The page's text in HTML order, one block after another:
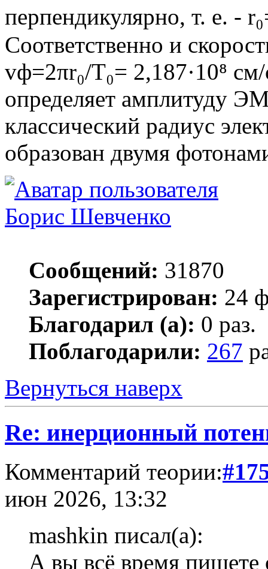
перпендикулярно, т. е. -
Соответственно и
vф=2πr₀/T₀= 2,187·10⁸ см/
определяет амплитуду
классический радиус
образован двумя
Борис Шевченко
Сообщений: 31870
Зарегистрирован: 24
Благодарил (а): 0 раз.
Поблагодарили: 267
Вернуться наверх
Re: инерционный
Комментарий теории:
июн 2026, 13:32
mashkin писал(а):
А вы всё время пишете